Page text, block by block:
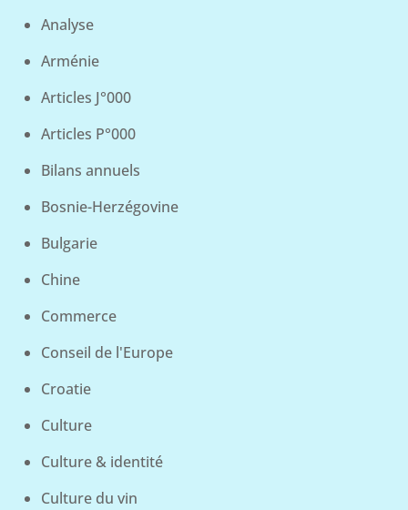
Analyse
Arménie
Articles J°000
Articles P°000
Bilans annuels
Bosnie-Herzégovine
Bulgarie
Chine
Commerce
Conseil de l'Europe
Croatie
Culture
Culture & identité
Culture du vin